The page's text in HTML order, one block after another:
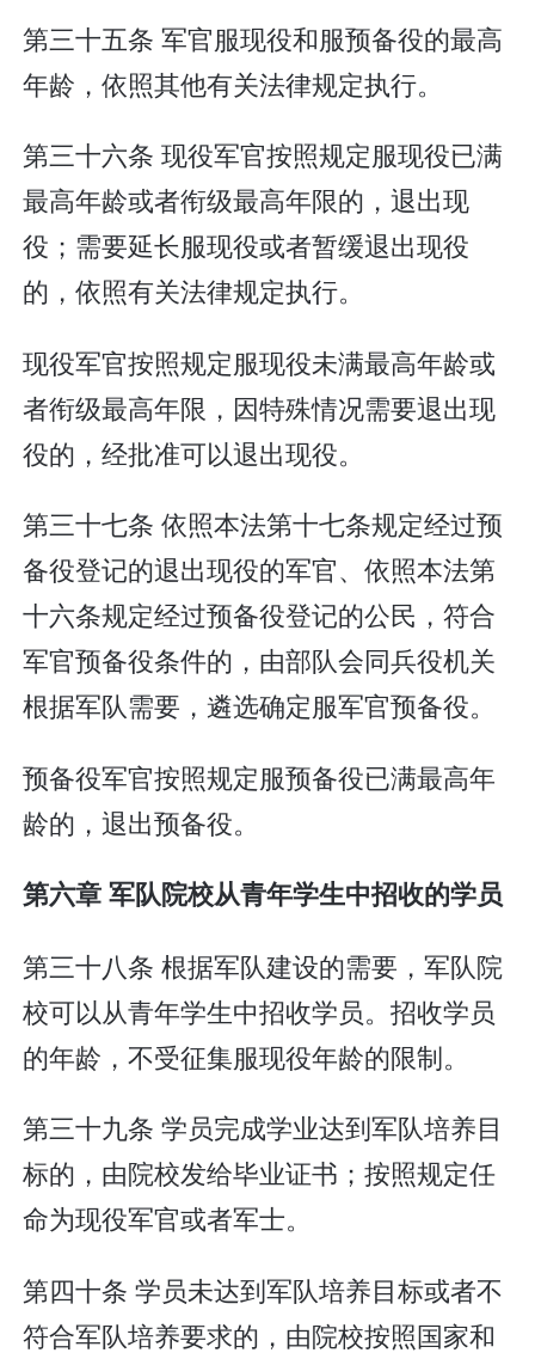
第三十五条 军官服现役和服预备役的最高
年龄，依照其他有关法律规定执行。
第三十六条 现役军官按照规定服现役已满
最高年龄或者衔级最高年限的，退出现
役；需要延长服现役或者暂缓退出现役
的，依照有关法律规定执行。
现役军官按照规定服现役未满最高年龄或
者衔级最高年限，因特殊情况需要退出现
役的，经批准可以退出现役。
第三十七条 依照本法第十七条规定经过预
备役登记的退出现役的军官、依照本法第
十六条规定经过预备役登记的公民，符合
军官预备役条件的，由部队会同兵役机关
根据军队需要，遴选确定服军官预备役。
预备役军官按照规定服预备役已满最高年
龄的，退出预备役。
第六章 军队院校从青年学生中招收的学员
第三十八条 根据军队建设的需要，军队院
校可以从青年学生中招收学员。招收学员
的年龄，不受征集服现役年龄的限制。
第三十九条 学员完成学业达到军队培养目
标的，由院校发给毕业证书；按照规定任
命为现役军官或者军士。
第四十条 学员未达到军队培养目标或者不
符合军队培养要求的，由院校按照国家和